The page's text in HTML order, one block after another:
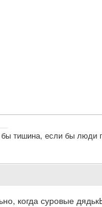
тишина, если бы люди
когда суровые